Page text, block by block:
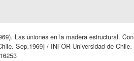
Las uniones en la madera estructural.
Sep.1969] / INFOR Universidad de